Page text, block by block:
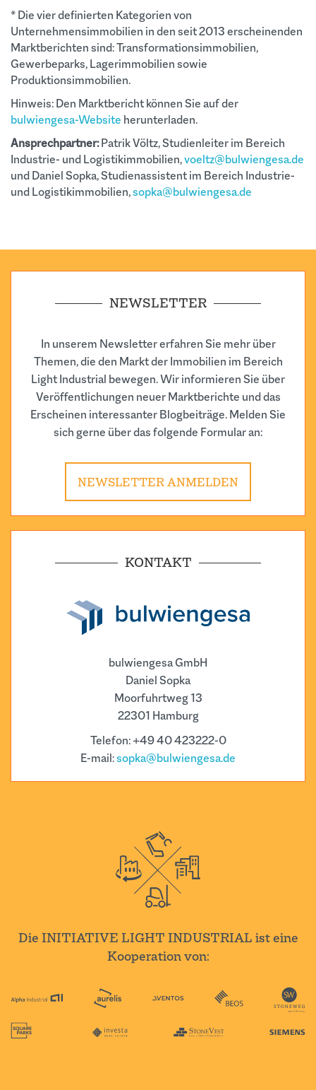
* Die vier definierten Kategorien von
Unternehmensimmobilien in den seit 2013 erscheinenden
Marktberichten sind: Transformationsimmobilien,
Gewerbeparks, Lagerimmobilien sowie
Produktionsimmobilien.
Hinweis:Den Marktbericht können Sie auf der
bulwiengesa-Website herunterladen.
Ansprechpartner:Patrik Völtz, Studienleiter im Bereich
Industrie- und Logistikimmobilien,voeltz@bulwiengesa.de
und Daniel Sopka, Studienassistent im Bereich Industrie-
und Logistikimmobilien,sopka@bulwiengesa.de
NEWSLETTER
In unserem Newsletter erfahren Sie mehr über
Themen, die den Markt der Immobilien im Bereich
Light Industrial bewegen. Wir informieren Sie über
Veröffentlichungen neuer Marktberichte und das
Erscheinen interessanter Blogbeiträge. Melden Sie
sich gerne über das folgende Formular an:
NEWSLETTER ANMELDEN
KONTAKT
bulwiengesa GmbH
Daniel Sopka
Moorfuhrtweg 13
22301 Hamburg
Telefon: +49 40 423222-0
E-mail:sopka@bulwiengesa.de
Die INITIATIVE LIGHT INDUSTRIAL ist eine
Kooperation von: